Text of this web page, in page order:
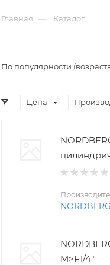
Главная — Каталог
По популярности
Цена
NORDBERG
M>F1/4"